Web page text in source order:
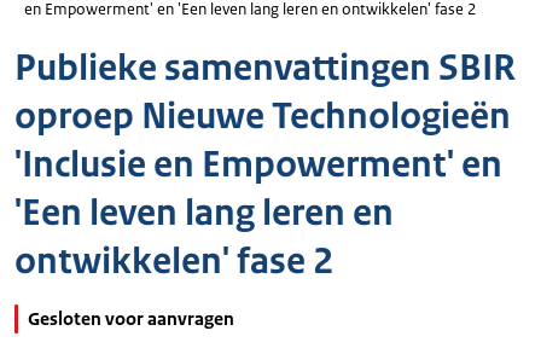
en Empowerment' en 'Een leven lang leren en ontwikkelen' fase 2
Publieke samenvattingen SBIR
oproep Nieuwe Technologieën
'Inclusie en Empowerment' en
'Een leven lang leren en
ontwikkelen' fase 2
Gesloten voor aanvragen